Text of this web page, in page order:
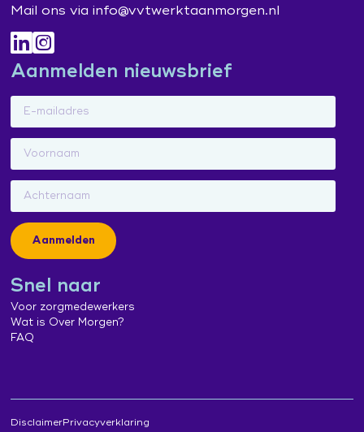
Mail ons via info@vvtwerktaanmorgen.nl
Aanmelden nieuwsbrief
Aanmelden
Snel naar
Voor zorgmedewerkers
Wat is Over Morgen?
FAQ
DisclaimerPrivacyverklaring